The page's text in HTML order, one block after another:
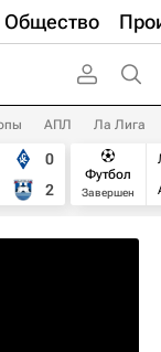
Общество
АПЛ Ла Лига
0
2
Футбол
Завершен